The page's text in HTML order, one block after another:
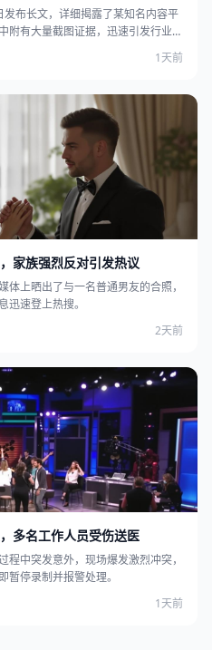
布长文，详细揭露了某知名内容平
附有大量截图证据，迅速引发行业广
1天前
家族强烈反对引发热议
上晒出了与一名普通男友的合照，
迅速登上热搜。
2天前
多名工作人员受伤送医
中突发意外，现场爆发激烈冲突，
停录制并报警处理。
1天前